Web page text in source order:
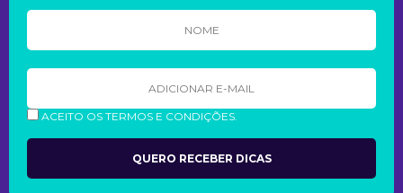
ACEITO OS TERMOS E CONDIÇÕES.